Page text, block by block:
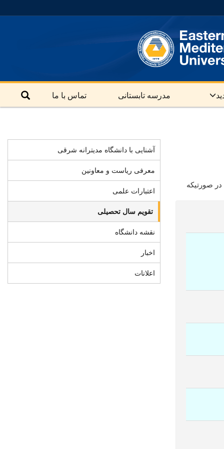
مدرسه تابستانی تماس با ما
آشنایی با دانشگاه مدیترانه شرقی
معرفی ریاست و معاونین
اعتبارات علمی
تقویم سال تحصیلی
نقشه دانشگاه
اخبار
اعلانات
صورتیکه